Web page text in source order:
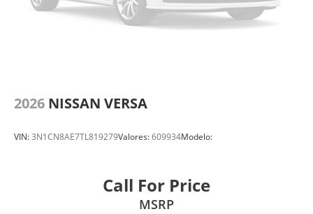
2026 NISSAN VERSA
VIN:3N1CN8AE7TL819279Valores:609934Modelo:
Call For Price
MSRP